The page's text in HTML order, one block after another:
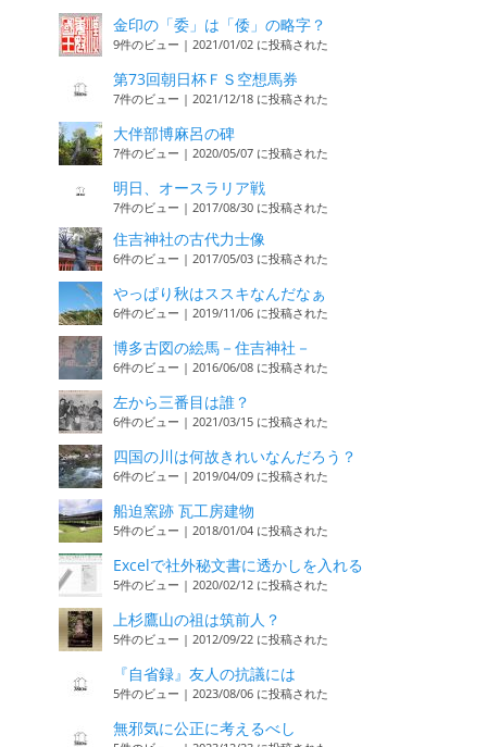
金印の「委」は「倭」の略字？
9件のビュー | 2021/01/02 に投稿された
第73回朝日杯ＦＳ空想馬券
7件のビュー | 2021/12/18 に投稿された
大伴部博麻呂の碑
7件のビュー | 2020/05/07 に投稿された
明日、オースラリア戦
7件のビュー | 2017/08/30 に投稿された
住吉神社の古代力士像
6件のビュー | 2017/05/03 に投稿された
やっぱり秋はススキなんだなぁ
6件のビュー | 2019/11/06 に投稿された
博多古図の絵馬－住吉神社－
6件のビュー | 2016/06/08 に投稿された
左から三番目は誰？
6件のビュー | 2021/03/15 に投稿された
四国の川は何故きれいなんだろう？
6件のビュー | 2019/04/09 に投稿された
船迫窯跡 瓦工房建物
5件のビュー | 2018/01/04 に投稿された
Excelで社外秘文書に透かしを入れる
5件のビュー | 2020/02/12 に投稿された
上杉鷹山の祖は筑前人？
5件のビュー | 2012/09/22 に投稿された
『自省録』友人の抗議には
5件のビュー | 2023/08/06 に投稿された
無邪気に公正に考えるべし